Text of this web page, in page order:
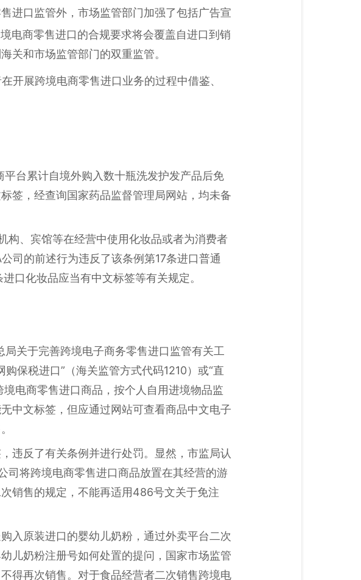
进口监管外，市场监管部门加强了包括广告宣
电商零售进口的合规要求将会覆盖自进口到销
关和市场监管部门的双重监管。
在开展跨境电商零售进口业务的过程中借鉴、
台累计自境外购入数十瓶洗发护发产品后免
签，经查询国家药品监督管理局网站，均未备
构、宾馆等在经营中使用化妆品或者为消费者
司的前述行为违反了该条例第17条进口普通
口化妆品应当有中文标签等有关规定。
关于完善跨境电子商务零售进口监管有关工
保税进口”（海关监管方式代码1210）或“直
电商零售进口商品，按个人自用进境物品监
中文标签，但应通过网站可查看商品中文电子
违反了有关条例并进行处罚。显然，市监局认
司将跨境电商零售进口商品放置在其经营的游
销售的规定，不能再适用486号文关于免注
入原装进口的婴幼儿奶粉，通过外卖平台二次
儿奶粉注册号如何处置的提问，国家市场监管
得再次销售。对于食品经营者二次销售跨境电